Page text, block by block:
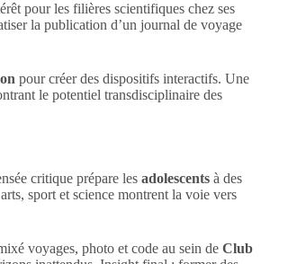
pour les filières scientifiques chez ses
la publication d’un journal de voyage
pour créer des dispositifs interactifs. Une
le potentiel transdisciplinaire des
critique prépare les adolescents à des
sport et science montrent la voie vers
voyages, photo et code au sein de Club